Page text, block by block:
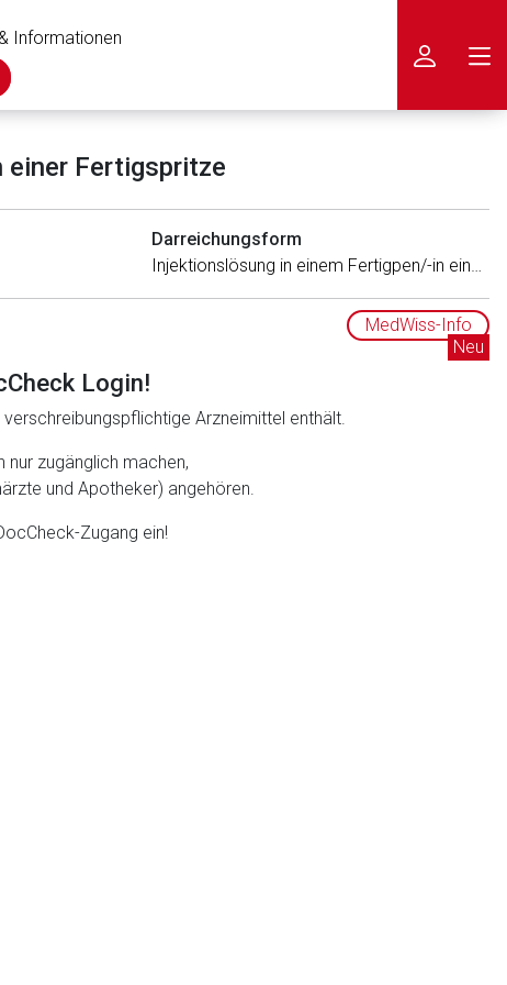
Informationen
einer Fertigspritze
Darreichungsform
Injektionslösung in einem Fertigpen/-in einer Fertigspritze
MedWiss-Info
Neu
Login!
Arzneimittel enthält.
zugänglich machen,
und Apotheker) angehören.
Zugang ein!